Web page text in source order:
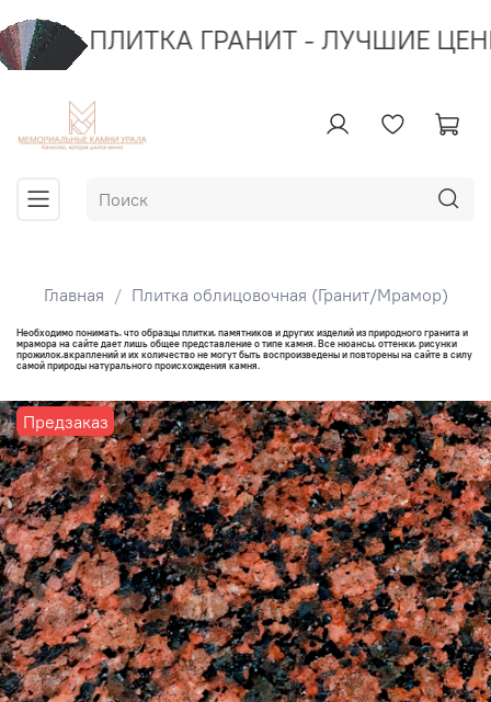
ПЛИТКА ГРАНИТ - ЛУЧШИЕ ЦЕНЫ
Главная Плитка облицовочная (Гранит/Мрамор)
Необходимо понимать, что образцы плитки, памятников и других изделий из природного гранита и
мрамора на сайте дает лишь общее представление о типе камня. Все нюансы, оттенки, рисунки
прожилок,вкраплений и их количество не могут быть воспроизведены и повторены на сайте в силу
самой природы натурального происхождения камня.
Предзаказ